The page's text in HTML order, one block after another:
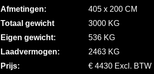
Afmetingen:
405 x 200 CM
Totaal gewicht
3000 KG
Eigen gewicht:
536 KG
Laadvermogen:
2463 KG
Prijs:
€ 4430 Excl. BTW